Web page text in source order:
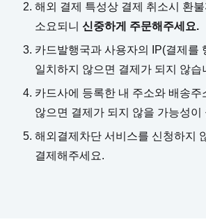
해외 결제 특성상 결제 취소시 환
소요되니 신중하게 주문해주세요.
카드발행국과 사용자의 IP(결제를
일치하지 않으면 결제가 되지 않습
카드사에 등록한 내 주소와 배송주
않으면 결제가 되지 않을 가능성이
해외결제차단 서비스를 신청하지
결제해주세요.